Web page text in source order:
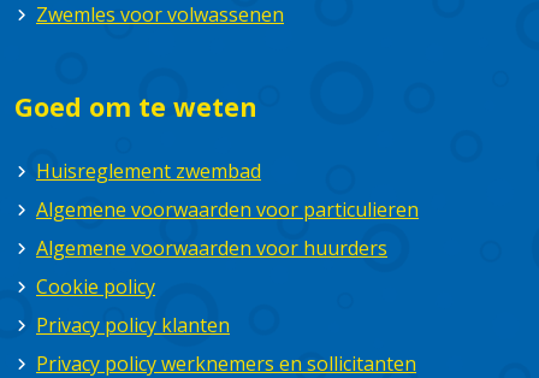
Zwemles voor volwassenen
Goed om te weten
Huisreglement zwembad
Algemene voorwaarden voor particulieren
Algemene voorwaarden voor huurders
Cookie policy
Privacy policy klanten
Privacy policy werknemers en sollicitanten